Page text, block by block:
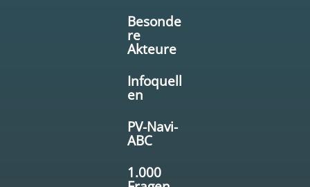
Besonde
re
Akteure
Infoquell
en
PV-Navi-
ABC
1.000